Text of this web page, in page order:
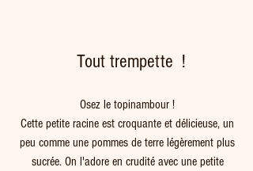
Tout trempette  !
Osez le topinambour !
Cette petite racine est croquante et délicieuse, un
peu comme une pommes de terre légèrement plus
sucrée. On l'adore en crudité avec une petite